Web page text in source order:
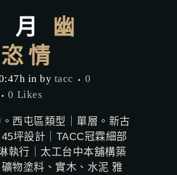
月
幽
情
in by tacc
0
0 Likes
西屯區類型｜單層。新古
坪設計｜TACC冠霖細部
執行｜太工台中本舖構築
礦物塗料、實木、水泥 雅